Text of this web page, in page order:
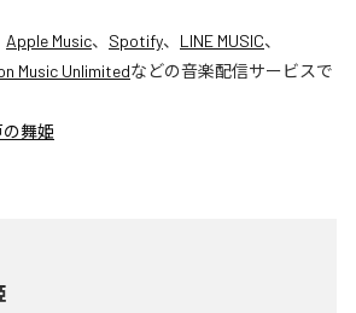
Apple Music、 Spotify、 LINE MUSIC、
Music Unlimitedなどの音楽配信サービスで
舞姫